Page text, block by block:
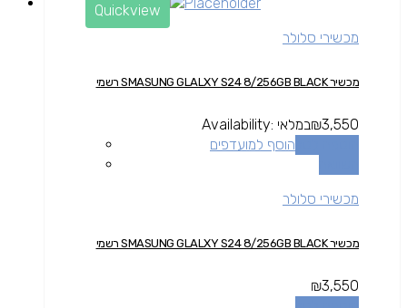
Quickview
מכשירי סלולר
מכשיר SMASUNG GLALXY S24 8/256GB BLACK רשמי
₪3,550
Availability: במלאי
הוסף למועדפים
מכשירי סלולר
מכשיר SMASUNG GLALXY S24 8/256GB BLACK רשמי
₪3,550